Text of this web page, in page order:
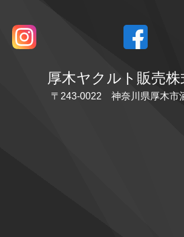
厚木ヤクルト販売株
〒243-0022 神奈川県厚木市